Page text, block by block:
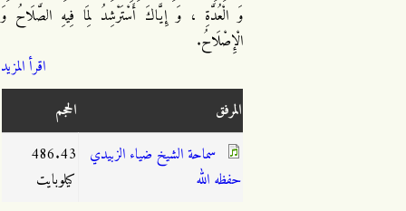
وَ الْعُدَّةِ ، وَ إِيَّاكَ أَسْتَرْشِدُ لِمَا فِيهِ الصَّلَاحُ وَ
الْإِصْلَاحُ.
اقرأ المزيد
المرفق
الحجم
سماحة الشيخ ضياء الزبيدي
حفظه الله
486.43
كيلوبايت